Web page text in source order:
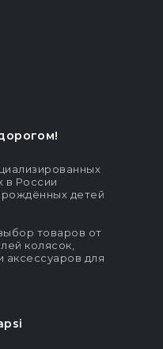
в России
детей
товаров от
колясок,
аксессуаров для